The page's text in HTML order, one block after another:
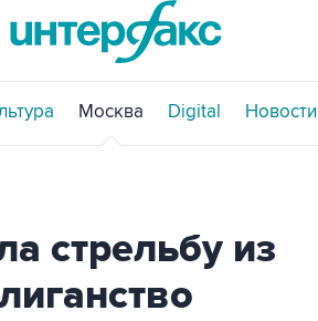
Москва Digital Новости
стрельбу из